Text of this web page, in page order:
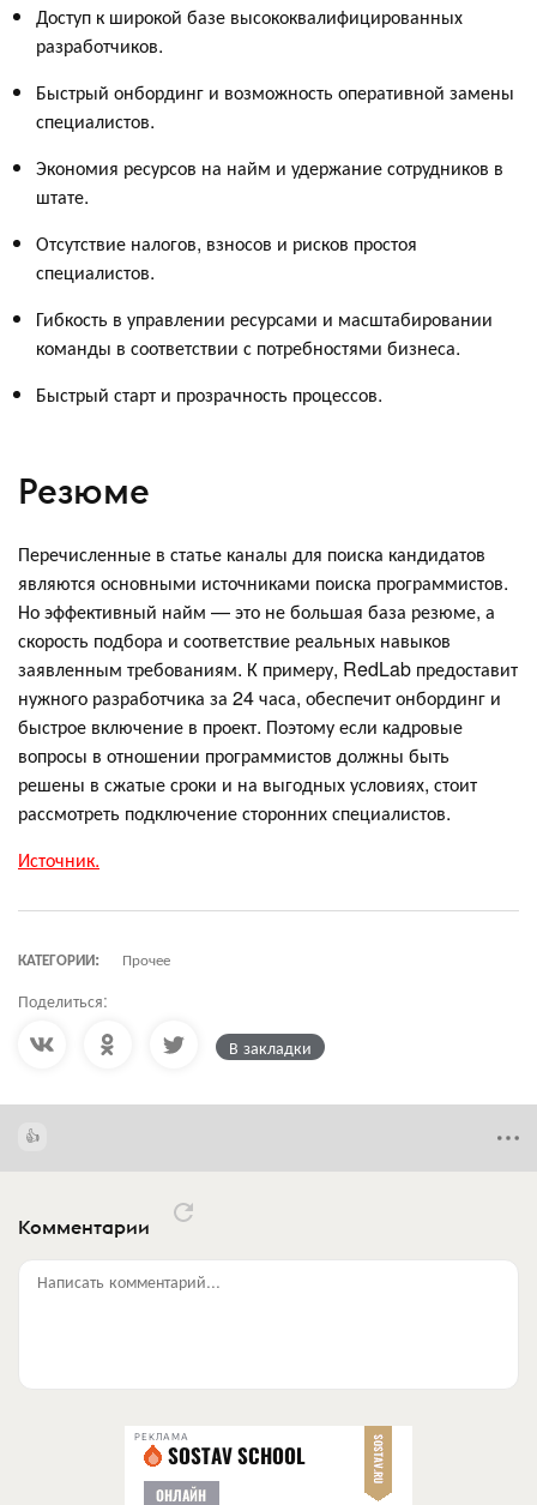
Доступ к широкой базе высококвалифицированных
разработчиков.
Быстрый онбординг и возможность оперативной замены
специалистов.
Экономия ресурсов на найм и удержание сотрудников в
штате.
Отсутствие налогов, взносов и рисков простоя
специалистов.
Гибкость в управлении ресурсами и масштабировании
команды в соответствии с потребностями бизнеса.
Быстрый старт и прозрачность процессов.
Резюме
Перечисленные в статье каналы для поиска кандидатов
являются основными источниками поиска программистов.
Но эффективный найм — это не большая база резюме, а
скорость подбора и соответствие реальных навыков
заявленным требованиям. К примеру, RedLab предоставит
нужного разработчика за 24 часа, обеспечит онбординг и
быстрое включение в проект. Поэтому если кадровые
вопросы в отношении программистов должны быть
решены в сжатые сроки и на выгодных условиях, стоит
рассмотреть подключение сторонних специалистов.
Источник.
КАТЕГОРИИ: Прочее
Поделиться:
В закладки
Комментарии
Написать комментарий...
РЕКЛАМА